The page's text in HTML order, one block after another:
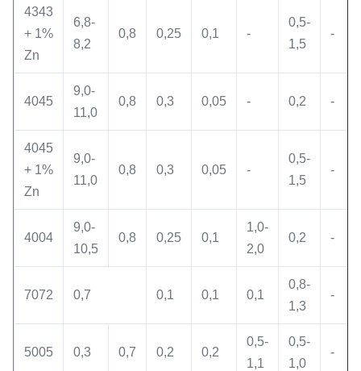
4343
+ 1%
Zn
6,8-
8,2
0,8 0,25 0,1 -
0,5-
1,5
-
4045
9,0-
11,0
0,8 0,3 0,05 - 0,2 -
4045
+ 1%
Zn
9,0-
11,0
0,8 0,3 0,05 -
0,5-
1,5
-
4004
9,0-
10,5
0,8 0,25 0,1
1,0-
2,0
0,2 -
7072 0,7 0,1 0,1 0,1
0,8-
1,3
-
5005 0,3 0,7 0,2 0,2
0,5-
1,1
0,5-
1,0
-